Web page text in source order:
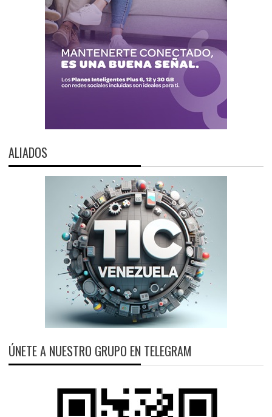
ALIADOS
ÚNETE A NUESTRO GRUPO EN TELEGRAM